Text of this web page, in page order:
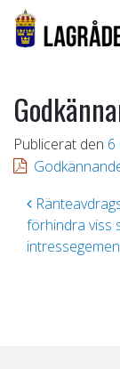
Publicerat den 6
förhindra viss